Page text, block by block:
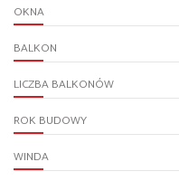
OKNA
BALKON
LICZBA BALKONÓW
ROK BUDOWY
WINDA